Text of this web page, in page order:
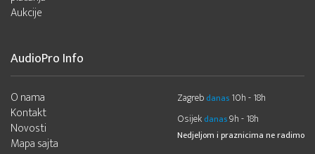
Aukcije
AudioPro Info
O nama
Kontakt
Novosti
Mapa sajta
Zagreb danas 10h - 18h
Osijek danas9h - 18h
Nedjeljom i praznicima ne radimo